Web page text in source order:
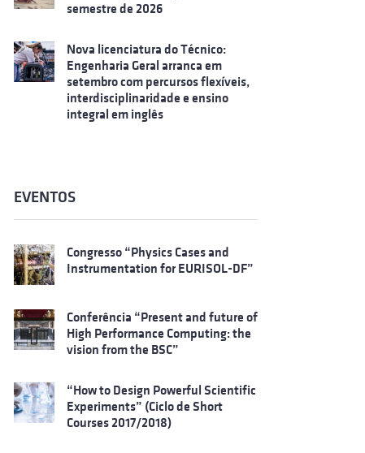
semestre de 2026
Nova licenciatura do Técnico:
Engenharia Geral arranca em
setembro com percursos flexíveis,
interdisciplinaridade e ensino
integral em inglês
EVENTOS
Congresso “Physics Cases and
Instrumentation for EURISOL-DF”
Conferência “Present and future of
High Performance Computing: the
vision from the BSC”
“How to Design Powerful Scientific
Experiments” (Ciclo de Short
Courses 2017/2018)